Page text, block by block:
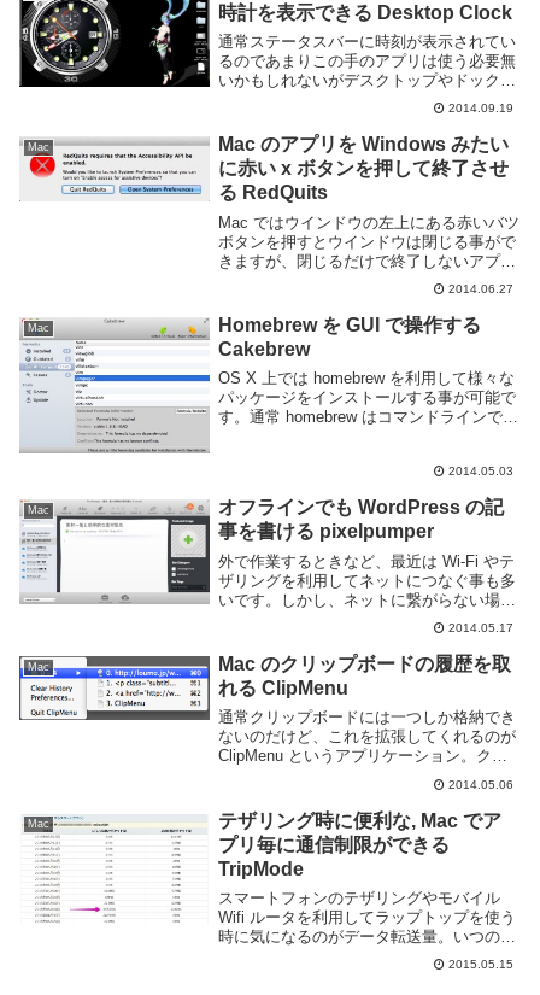
時計を表示できる Desktop Clock
通常ステータスバーに時刻が表示されてい
るのであまりこの手のアプリは使う必要無
いかもしれないがデスクトップやドック上
に時計を表示するアプリがある事を知った
のでメモ。ただアナログ時計を表示するだ
けならダッシュボードでもいいんだけど、
このアプリは...
2014.09.19
Mac
Mac のアプリを Windows みたい
に赤い x ボタンを押して終了させ
る RedQuits
Mac ではウインドウの左上にある赤いバツ
ボタンを押すとウインドウは閉じる事がで
きますが、閉じるだけで終了しないアプリ
ケーションが多いです。なので、Windows
のノリでもう不要だからとバツボタンを押
しても command + tab の...
2014.06.27
Mac
Homebrew を GUI で操作する
Cakebrew
OS X 上では homebrew を利用して様々な
パッケージをインストールする事が可能で
す。通常 homebrew はコマンドラインで操
2014.05.03
Mac
オフラインでも WordPress の記
事を書ける pixelpumper
外で作業するときなど、最近は Wi-Fi やテ
ザリングを利用してネットにつなぐ事も多
いです。しかし、ネットに繋がらない場所
に行く時や集中する時にわざとネットを切
断する事もあります。そんな状態でもスタ
ンドアロンで動くアプリがあれば楽にブロ
グを...
2014.05.17
Mac
Mac のクリップボードの履歴を取
れる ClipMenu
通常クリップボードには一つしか格納でき
ないのだけど、これを拡張してくれるのが
ClipMenu というアプリケーション。クリ
ップボードだけではなく、スニペットも利
用できるし、クリップボード上にあるテキ
ストを編集して貼り付けとかもできて便利
そ...
2014.05.06
Mac
テザリング時に便利な, Mac でア
プリ毎に通信制限ができる
TripMode
スマートフォンのテザリングやモバイル
Wifi ルータを利用してラップトップを使う
時に気になるのがデータ転送量。いつのま
にかバックグラウンドで大量に通信して今
月の残り残量が無いという事もある。私は
2015.05.15